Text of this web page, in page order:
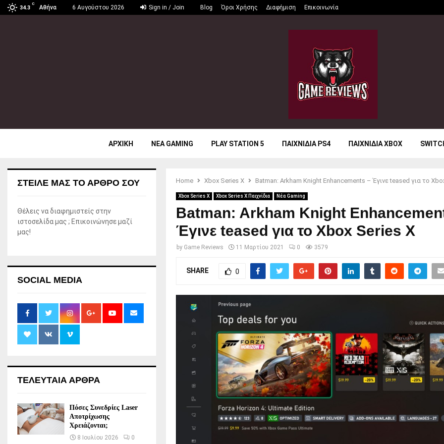
34.3
C
Αθήνα 6 Αυγούστου 2026 Sign in / Join Blog Όροι Χρήσης Διαφήμιση Επικοινωνία
ΑΡΧΙΚΗ ΝΕΑ GAMING PLAY STATION 5 ΠΑΙΧΝΙΔΙΑ PS4 ΠΑΙΧΝΙΔΙΑ XBOX
Home Xbox Series X Batman: Arkham Knight Enhancements – Έγινε teased για το
Xbox Series X Xbox Series X Παιχνίδια Νέα Gaming
Batman: Arkham Knight
Έγινε teased για το Xbox Series X
by Game Reviews 11 Μαρτίου 2021 0 3579
SHARE 0
ΣΤΕΊΛΕ ΜΑΣ ΤΟ ΆΡΘΡΟ ΣΟΥ
Θέλεις να διαφημιστείς στην
ιστοσελίδα μας ; Επικοινώνησε μαζί
μας!
SOCIAL MEDIA
ΤΕΛΕΥΤΑΙΑ ΑΡΘΡΑ
Πόσες Συνεδρίες Laser
Αποτρίχωσης
Χρειάζονται;
8 Ιουλίου 2026 0